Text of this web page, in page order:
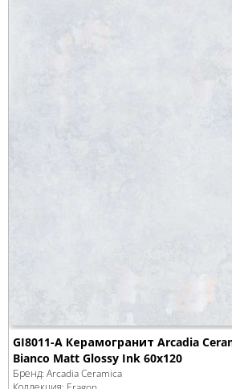
GI8011-A Керамогранит Arcadia
Bianco Matt Glossy Ink 60x120
Бренд: Arcadia Ceramica